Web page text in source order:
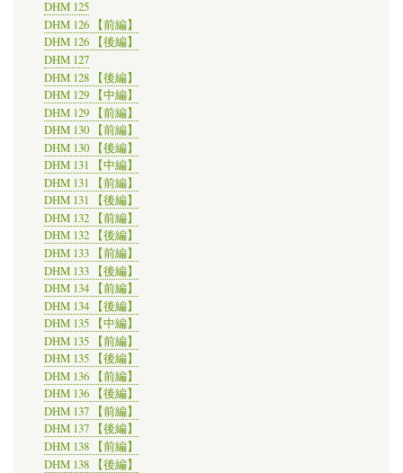
DHM 125
DHM 126 【前編】
DHM 126 【後編】
DHM 127
DHM 128 【後編】
DHM 129 【中編】
DHM 129 【前編】
DHM 130 【前編】
DHM 130 【後編】
DHM 131 【中編】
DHM 131 【前編】
DHM 131 【後編】
DHM 132 【前編】
DHM 132 【後編】
DHM 133 【前編】
DHM 133 【後編】
DHM 134 【前編】
DHM 134 【後編】
DHM 135 【中編】
DHM 135 【前編】
DHM 135 【後編】
DHM 136 【前編】
DHM 136 【後編】
DHM 137 【前編】
DHM 137 【後編】
DHM 138 【前編】
DHM 138 【後編】